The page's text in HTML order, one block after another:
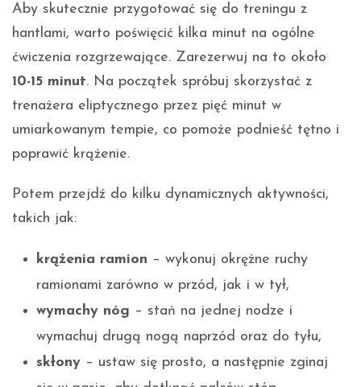
Aby skutecznie przygotować się do treningu z
hantlami, warto poświęcić kilka minut na ogólne
ćwiczenia rozgrzewające. Zarezerwuj na to około
10-15 minut. Na początek spróbuj skorzystać z
trenażera eliptycznego przez pięć minut w
umiarkowanym tempie, co pomoże podnieść tętno i
poprawić krążenie.
Potem przejdź do kilku dynamicznych aktywności,
takich jak:
krążenia ramion – wykonuj okrężne ruchy
ramionami zarówno w przód, jak i w tył,
wymachy nóg – stań na jednej nodze i
wymachuj drugą nogą naprzód oraz do tyłu,
skłony – ustaw się prosto, a następnie zginaj